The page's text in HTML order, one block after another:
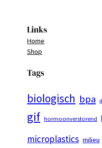
Links
Home
Shop
Tags
biologisch bpa
gif hormoonverstorend
microplastics milieu